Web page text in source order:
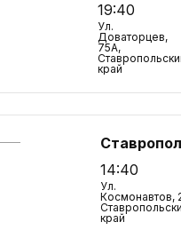
19:40
Ул.
Доваторцев,
75А,
край
14:40
Ул.
Космонавтов,
край